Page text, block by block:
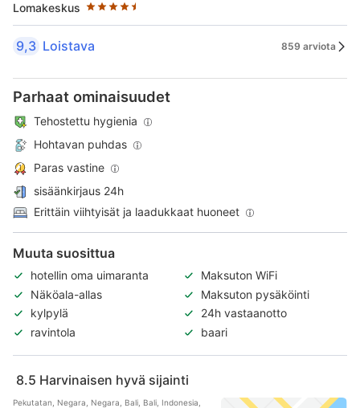
Lomakeskus
9,3 Loistava 859 arviota
Parhaat ominaisuudet
Tehostettu hygienia
Hohtavan puhdas
Paras vastine
sisäänkirjaus 24h
Erittäin viihtyisät ja laadukkaat huoneet
Muuta suosittua
hotellin oma uimaranta
Maksuton WiFi
Näköala-allas
Maksuton pysäköinti
kylpylä
24h vastaanotto
ravintola
baari
8.5 Harvinaisen hyvä sijainti
Pekutatan, Negara, Negara, Bali, Bali, Indonesia,